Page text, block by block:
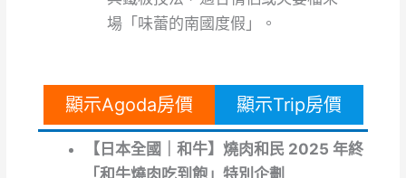
場「味蕾的南國度假」。
顯示Agoda房價 顯示Trip房價
【日本全國｜和牛】燒肉和民 2025 年終
「和牛燒肉吃到飽」特別企劃